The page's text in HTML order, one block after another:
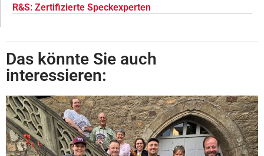
R&S: Zertifizierte Speckexperten
Das könnte Sie auch
interessieren: